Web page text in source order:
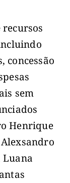
concessão
sem
Henrique
Luana